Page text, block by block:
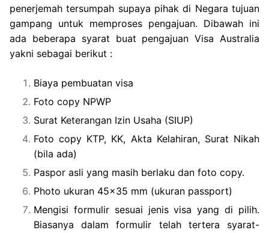
penerjemah tersumpah supaya pihak di Negara tujuan
gampang untuk memproses pengajuan. Dibawah ini
ada beberapa syarat buat pengajuan Visa Australia
yakni sebagai berikut :
Biaya pembuatan visa
Foto copy NPWP
Surat Keterangan Izin Usaha (SIUP)
Foto copy KTP, KK, Akta Kelahiran, Surat Nikah
(bila ada)
Paspor asli yang masih berlaku dan foto copy.
Photo ukuran 45×35 mm (ukuran passport)
Mengisi formulir sesuai jenis visa yang di pilih.
Biasanya dalam formulir telah tertera syarat-